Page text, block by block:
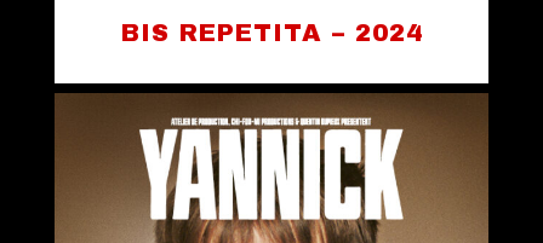
BIS REPETITA – 2024